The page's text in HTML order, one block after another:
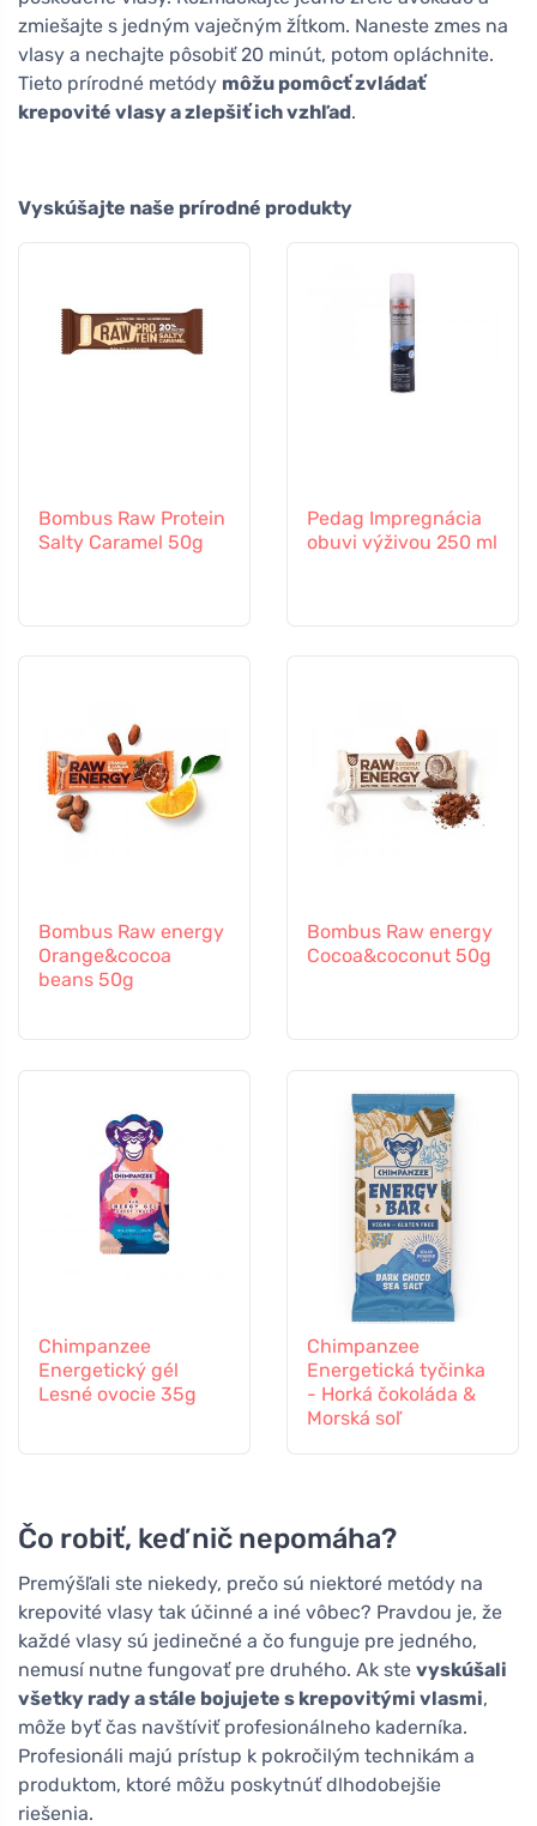
zmiešajte s jedným vaječným žĺtkom. Naneste zmes na
vlasy a nechajte pôsobiť 20 minút, potom opláchnite.
Tieto prírodné metódy môžu pomôcť zvládať
krepovité vlasy a zlepšiť ich vzhľad.
Vyskúšajte naše prírodné produkty
Bombus Raw Protein
Salty Caramel 50g
Pedag Impregnácia
obuvi výživou 250 ml
Bombus Raw energy
Orange&cocoa
beans 50g
Bombus Raw energy
Cocoa&coconut 50g
Chimpanzee
Energetický gél
Lesné ovocie 35g
Chimpanzee
Energetická tyčinka
- Horká čokoláda &
Morská soľ
Čo robiť, keď nič nepomáha?
Premýšľali ste niekedy, prečo sú niektoré metódy na
krepovité vlasy tak účinné a iné vôbec? Pravdou je, že
každé vlasy sú jedinečné a čo funguje pre jedného,
nemusí nutne fungovať pre druhého. Ak ste vyskúšali
všetky rady a stále bojujete s krepovitými vlasmi,
môže byť čas navštíviť profesionálneho kaderníka.
Profesionáli majú prístup k pokročilým technikám a
produktom, ktoré môžu poskytnúť dlhodobejšie
riešenia.